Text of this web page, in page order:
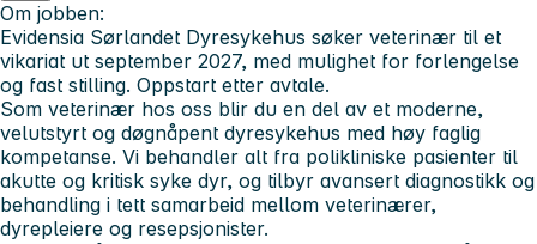
Om jobben:
Evidensia Sørlandet Dyresykehus søker veterinær til et
vikariat ut september 2027, med mulighet for forlengelse
og fast stilling. Oppstart etter avtale.
Som veterinær hos oss blir du en del av et moderne,
velutstyrt og døgnåpent dyresykehus med høy faglig
kompetanse. Vi behandler alt fra polikliniske pasienter til
akutte og kritisk syke dyr, og tilbyr avansert diagnostikk og
behandling i tett samarbeid mellom veterinærer,
dyrepleiere og resepsjonister.